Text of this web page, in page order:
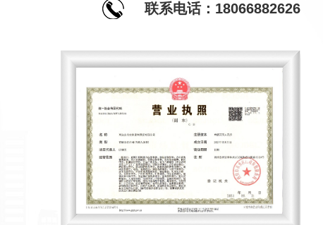
联系电话：18066882626